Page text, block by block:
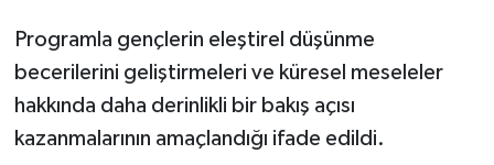
Programla gençlerin eleştirel düşünme
becerilerini geliştirmeleri ve küresel meseleler
hakkında daha derinlikli bir bakış açısı
kazanmalarının amaçlandığı ifade edildi.